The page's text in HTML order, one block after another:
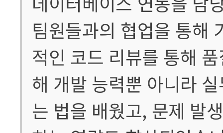
팀원들과의 협업을 통해
적인 코드 리뷰를 통해
해 개발 능력뿐 아니라
는 법을 배웠고, 문제 발